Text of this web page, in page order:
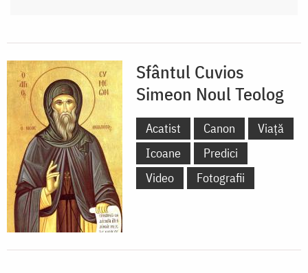
Sfântul Cuvios
Simeon Noul Teolog
Acatist Canon
Viață
Icoane
Predici
Video
Fotografii